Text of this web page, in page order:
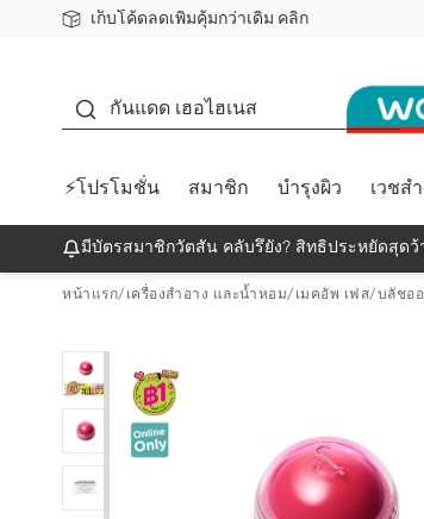
เก็บโค้ดลดเพิ่มคุ้มกว่าเดิม คลิก
ชอปออนไลน์ครั้งแรก ลดเพิ่มจุก ๆ 10%! 🎉
📦ส่งฟรี! เมื่อชอป 499฿
สมาชิกวัตสัน คลับดียังไง?
กันแดด เฮอไฮเนส
⚡โปรโมชั่น สมาชิก บำรุงผิว เวชส
มีบัตรสมาชิกวัตสัน คลับรึยัง? สิทธิประหยัดสุด
หน้าแรก/ เครื่องสำอาง และน้ำหอม/ เมคอัพ เฟส/บลัชอ